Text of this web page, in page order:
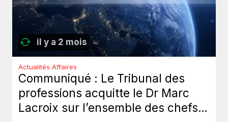
il y a 2 mois
Actualités Affaires
Communiqué : Le Tribunal des
professions acquitte le Dr Marc
Lacroix sur l’ensemble des chefs